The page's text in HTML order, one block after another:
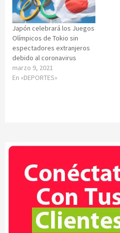
Japón celebrará los Juegos
Olímpicos de Tokio sin
espectadores extranjeros
debido al coronavirus
marzo 9, 2021
En «DEPORTES»